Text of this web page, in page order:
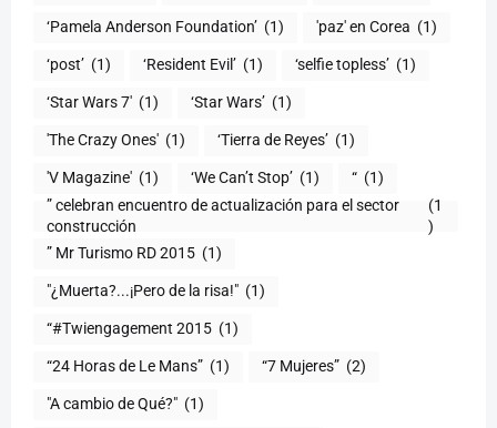
‘Pamela Anderson Foundation’ (1) 'paz' en Corea (1)
‘post’ (1) ‘Resident Evil’ (1) ‘selfie topless’ (1)
‘Star Wars 7′ (1) ‘Star Wars’ (1)
'The Crazy Ones' (1) ‘Tierra de Reyes’ (1)
'V Magazine' (1) ‘We Can’t Stop’ (1) “ (1)
” celebran encuentro de actualización para el sector
construcción
(1
)
” Mr Turismo RD 2015 (1)
"¿Muerta?...¡Pero de la risa!" (1)
“#Twiengagement 2015 (1)
“24 Horas de Le Mans” (1) “7 Mujeres” (2)
(1)